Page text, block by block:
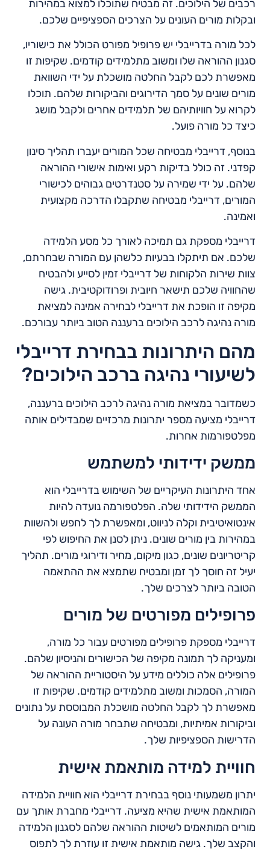
רכבים של הילוכים. זה מבטיח שתוכלו למצוא במהירות
ובקלות מורים העונים על הצרכים הספציפיים שלכם.
לכל מורה בדרייבלי יש פרופיל מפורט הכולל את כישוריו,
סגנון ההוראה שלו ומשוב מתלמידים קודמים. שקיפות זו
מאפשרת לכם לקבל החלטה מושכלת על ידי השוואת
מורים שונים על סמך הדירוגים והביקורות שלהם. תוכלו
לקרוא על חוויותיהם של תלמידים אחרים ולקבל מושג
כיצד כל מורה פועל.
בנוסף, דרייבלי מבטיחה שכל המורים יעברו תהליך סינון
קפדני. זה כולל בדיקות רקע ואימות אישורי ההוראה
שלהם. על ידי שמירה על סטנדרטים גבוהים לכישורי
המורים, דרייבלי מבטיחה שתקבלו הדרכה מקצועית
ואמינה.
דרייבלי מספקת גם תמיכה לאורך כל מסע הלמידה
שלכם. אם תיתקלו בבעיות כלשהן עם המורה שבחרתם,
צוות שירות הלקוחות של דרייבלי זמין לסייע ולהבטיח
שהחוויה שלכם תישאר חיובית ופרודוקטיבית. גישה
מקיפה זו הופכת את דרייבלי לבחירה אמינה למציאת
מורה נהיגה לרכב הילוכים ברעננה הטוב ביותר עבורכם.
מהם היתרונות בבחירת דרייבלי
לשיעורי נהיגה ברכב הילוכים?
כשמדובר במציאת מורה נהיגה לרכב הילוכים ברעננה,
דרייבלי מציעה מספר יתרונות מרכזיים שמבדילים אותה
מפלטפורמות אחרות.
ממשק ידידותי למשתמש
אחד היתרונות העיקריים של השימוש בדרייבלי הוא
הממשק הידידותי שלה. הפלטפורמה נועדה להיות
אינטואיטיבית וקלה לניווט, ומאפשרת לך לחפש ולהשוות
במהירות בין מורים שונים. ניתן לסנן את החיפוש לפי
קריטריונים שונים, כגון מיקום, מחיר ודירוגי מורים. תהליך
יעיל זה חוסך לך זמן ומבטיח שתמצא את ההתאמה
הטובה ביותר לצרכים שלך.
פרופילים מפורטים של מורים
דרייבלי מספקת פרופילים מפורטים עבור כל מורה,
ומעניקה לך תמונה מקיפה של הכישורים והניסיון שלהם.
פרופילים אלה כוללים מידע על היסטוריית ההוראה של
המורה, הסמכות ומשוב מתלמידים קודמים. שקיפות זו
מאפשרת לך לקבל החלטה מושכלת המבוססת על נתונים
וביקורות אמיתיות, ומבטיחה שתבחר מורה העונה על
הדרישות הספציפיות שלך.
חוויית למידה מותאמת אישית
יתרון משמעותי נוסף בבחירת דרייבלי הוא חוויית הלמידה
המותאמת אישית שהיא מציעה. דרייבלי מחברת אותך עם
מורים המותאמים לשיטות ההוראה שלהם לסגנון הלמידה
והקצב שלך. גישה מותאמת אישית זו עוזרת לך לתפוס